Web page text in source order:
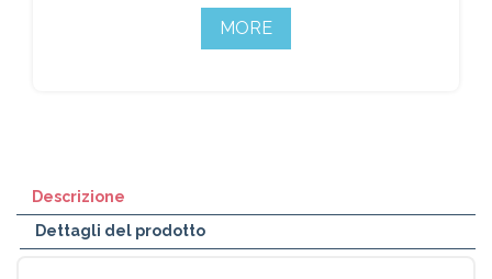
MORE
Descrizione
Dettagli del prodotto